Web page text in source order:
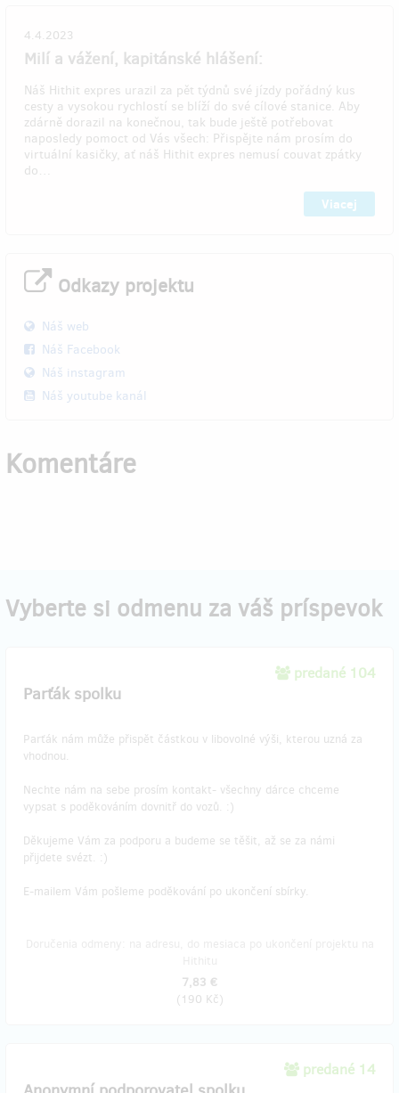
4.4.2023
Milí a vážení, kapitánské hlášení:
Náš Hithit expres urazil za pět týdnů své jízdy pořádný kus
cesty a vysokou rychlostí se blíží do své cílové stanice. Aby
zdárně dorazil na konečnou, tak bude ještě potřebovat
naposledy pomoct od Vás všech: Přispějte nám prosím do
virtuální kasičky, ať náš Hithit expres nemusí couvat zpátky
do…
Viacej
Odkazy projektu
Náš web
Náš Facebook
Náš instagram
Náš youtube kanál
Komentáre
Vyberte si odmenu za váš príspevok
predané 104
Parťák spolku
Parťák nám může přispět částkou v libovolné výši, kterou uzná za
vhodnou.
Nechte nám na sebe prosím kontakt- všechny dárce chceme
vypsat s poděkováním dovnitř do vozů. :)
Děkujeme Vám za podporu a budeme se těšit, až se za námi
přijdete svézt. :)
E-mailem Vám pošleme poděkování po ukončení sbírky.
7,83 €
(190 Kč)
predané 14